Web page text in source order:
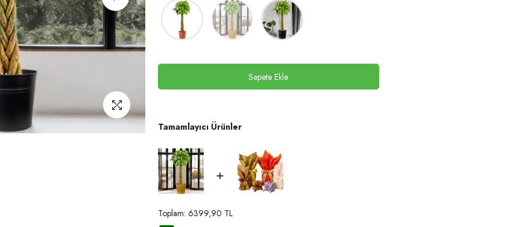
Sepete Ekle
Tamamlayıcı Ürünler
+
Toplam: 6399,90 TL